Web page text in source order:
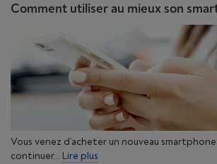
Comment utiliser au mieux son
Vous venez d’acheter un nouveau
continuer... Lire plus